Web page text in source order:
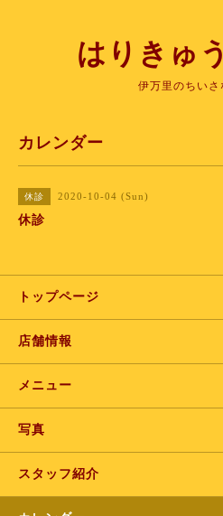
はりきゅ
伊万里のちいさ
カレンダー
休診 2020-10-04 (Sun)
休診
トップページ
店舗情報
メニュー
写真
スタッフ紹介